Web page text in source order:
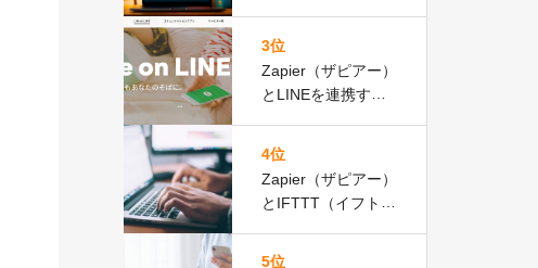
例と共通点
3位
Zapier（ザピアー）
とLINEを連携する
つの準備
4位
Zapier（ザピアー）
とIFTTT（イフト）
5位